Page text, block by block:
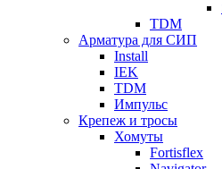
TDM
Арматура для СИП
Install
IEK
TDM
Импульс
Крепеж и тросы
Хомуты
Fortisflex